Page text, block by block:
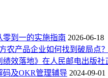
零到一的实施指南 2026-06-18
农产品企业如何找到破局点？
绩效落地》在人民邮电出版
码及OKR管理辅导 2024-09-01